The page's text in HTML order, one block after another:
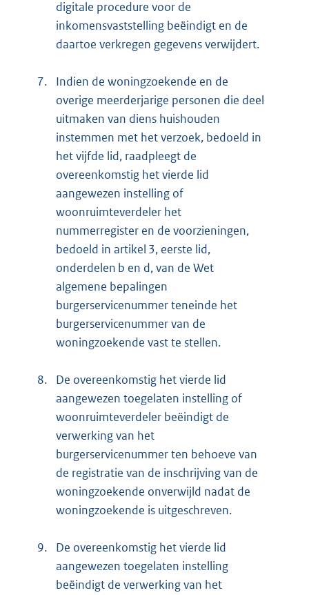
digitale procedure voor de
inkomensvaststelling beëindigt en de
daartoe verkregen gegevens verwijdert.
7.
Indien de woningzoekende en de
overige meerderjarige personen die deel
uitmaken van diens huishouden
instemmen met het verzoek, bedoeld in
het vijfde lid, raadpleegt de
overeenkomstig het vierde lid
aangewezen instelling of
woonruimteverdeler het
nummerregister en de voorzieningen,
bedoeld in artikel 3, eerste lid,
onderdelen b en d, van de Wet
algemene bepalingen
burgerservicenummer teneinde het
burgerservicenummer van de
woningzoekende vast te stellen.
8.
De overeenkomstig het vierde lid
aangewezen toegelaten instelling of
woonruimteverdeler beëindigt de
verwerking van het
burgerservicenummer ten behoeve van
de registratie van de inschrijving van de
woningzoekende onverwijld nadat de
woningzoekende is uitgeschreven.
9.
De overeenkomstig het vierde lid
aangewezen toegelaten instelling
beëindigt de verwerking van het